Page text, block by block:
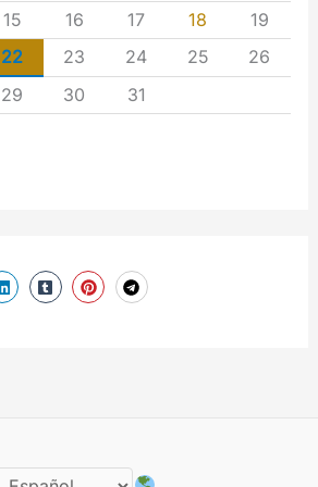
15 16 17 18
19
22 23 24 25
26
29 30 31